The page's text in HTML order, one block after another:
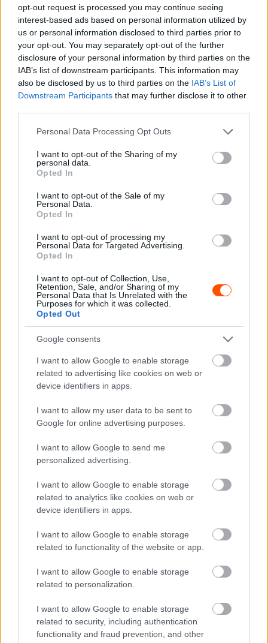
opt-out request is processed you may continue seeing
interest-based ads based on personal information utilized by
us or personal information disclosed to third parties prior to
your opt-out. You may separately opt-out of the further
disclosure of your personal information by third parties on the
IAB’s list of downstream participants. This information may
also be disclosed by us to third parties on the IAB’s List of
Downstream Participants that may further disclose it to other
Please note that this website/app uses one or more Google
not limited to your visit or usage behaviour. You may click to
grant or deny consent to Google and its third-party tags to
use your data for below specified purposes in below Google
consent section.
Personal Data Processing Opt Outs
I want to opt-out of the Sharing of my
personal data.
Opted In
I want to opt-out of the Sale of my
Personal Data.
Opted In
I want to opt-out of processing my
Personal Data for Targeted Advertising.
Opted In
I want to opt-out of Collection, Use,
Retention, Sale, and/or Sharing of my
Personal Data that Is Unrelated with the
Purposes for which it was collected.
Opted Out
Google consents
I want to allow Google to enable storage
related to advertising like cookies on web or
device identifiers in apps.
I want to allow my user data to be sent to
Google for online advertising purposes.
I want to allow Google to send me
personalized advertising.
I want to allow Google to enable storage
related to analytics like cookies on web or
device identifiers in apps.
I want to allow Google to enable storage
related to functionality of the website or app.
I want to allow Google to enable storage
related to personalization.
I want to allow Google to enable storage
related to security, including authentication
functionality and fraud prevention, and other
”A WRC27 technikai szabályain végzett finomítások
lehetővé teszik számunkra, hogy az elkövetkező
hónapokban világosabban kommunikáljunk erről az új és
izgalmas korszakról, amelynek irányelveit a tavalyi év
végén határoztuk meg.” – mondta Pernilla Solberg, a
bizottság elnöke.
Az FIA közleménye alapján a módosítások nagy része az
autók karosszériájára vonatkozik.
“Magában foglalja a tartós anyagokra vonatkozó
követelményeket, a homologizációs kritériumokat,
valamint a belső tér meghatározását és formáját. Az ilyen
belső terek bizonyos mértékű szabadsága kivételes
építőknek. Ez a WRC27 projekt egyik kulcsfontosságú
jellemzője, amelynek célja, hogy mind a gyári gyártókat,
mind a kisebb privát vállalkozókat vonzza.”
A futómű-tanulmányok és a törésteszt-szimulációk már
zajlanak, az FIA az első fizikális törésteszteket 2025
júliusára és augusztusára tervezi.
Az új szabályok finomításai jelenleg is véglegesítés alatt
állnak, azokat a Motorsport Világtanács (WMSC)
Bizottság előtt is bemutatják őket.
”Erősen kezdtük a 2025-ös rali-világbajnokság szezonját,
és a futamok között is hasonlóan erős munka folyt a
szabályokkal és a biztonsággal kapcsolatos
kulcsfontosságú kérdésekben.” – tette hozzá Solberg.
Ezenkívül az FIA Műszaki Osztálya frissítéseket adott a
2026–2028-as szezonra vonatkozó, egyetlen
fenntartható üzemanyag-beszállító kiválasztására kiírt
pályázattal kapcsolatban. A Bizottság jelenleg elemzi a
pályázati dokumentumokat, és júniusban a végleges
javaslatot benyújtják a Motorsport Világtanácsának
jóváhagyásra.